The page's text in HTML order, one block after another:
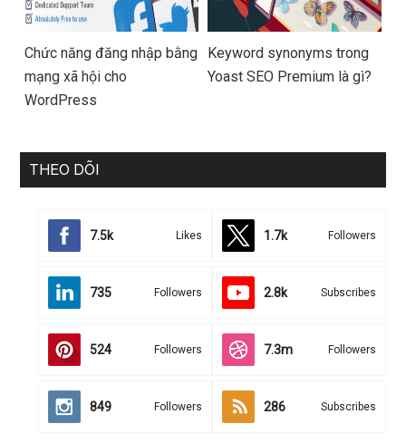
Chức năng đăng nhập bằng
mạng xã hội cho
WordPress
Keyword synonyms trong
Yoast SEO Premium là gì?
THEO DÕI
7.5k Likes 1.7k Followers
735 Followers 2.8k Subscribes
524 Followers 7.3m Followers
849 Followers 286 Subscribes